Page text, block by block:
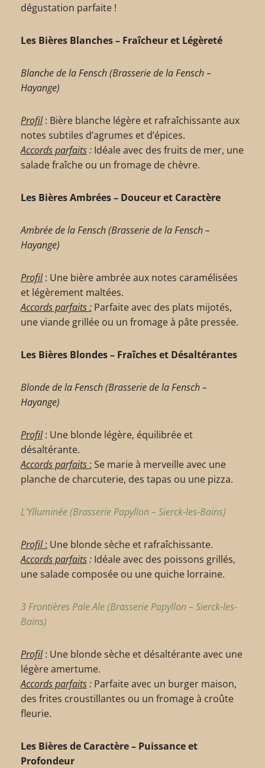
dégustation parfaite !
Les Bières Blanches – Fraîcheur et Légèreté
Blanche de la Fensch (Brasserie de la Fensch –
Hayange)
Profil: Bière blanche légère et rafraîchissante aux
notes subtiles d’agrumes et d’épices.
Accords parfaits: Idéale avec des fruits de mer, une
salade fraîche ou un fromage de chèvre.
Les Bières Ambrées – Douceur et Caractère
Ambrée de la Fensch (Brasserie de la Fensch –
Hayange)
Profil: Une bière ambrée aux notes caramélisées
et légèrement maltées.
Accords parfaits : Parfaite avec des plats mijotés,
une viande grillée ou un fromage à pâte pressée.
Les Bières Blondes – Fraîches et Désaltérantes
Blonde de la Fensch (Brasserie de la Fensch –
Hayange)
Profil: Une blonde légère, équilibrée et
désaltérante.
Accords parfaits : Se marie à merveille avec une
planche de charcuterie, des tapas ou une pizza.
L’Ylluminée (Brasserie Papyllon – Sierck-les-Bains)
Profil: Une blonde sèche et rafraîchissante.
Accords parfaits: Idéale avec des poissons grillés,
une salade composée ou une quiche lorraine.
3 Frontières Pale Ale (Brasserie Papyllon – Sierck-les-
Bains)
Profil: Une blonde sèche et désaltérante avec une
légère amertume.
Accords parfaits: Parfaite avec un burger maison,
des frites croustillantes ou un fromage à croûte
fleurie.
Les Bières de Caractère – Puissance et
Profondeur